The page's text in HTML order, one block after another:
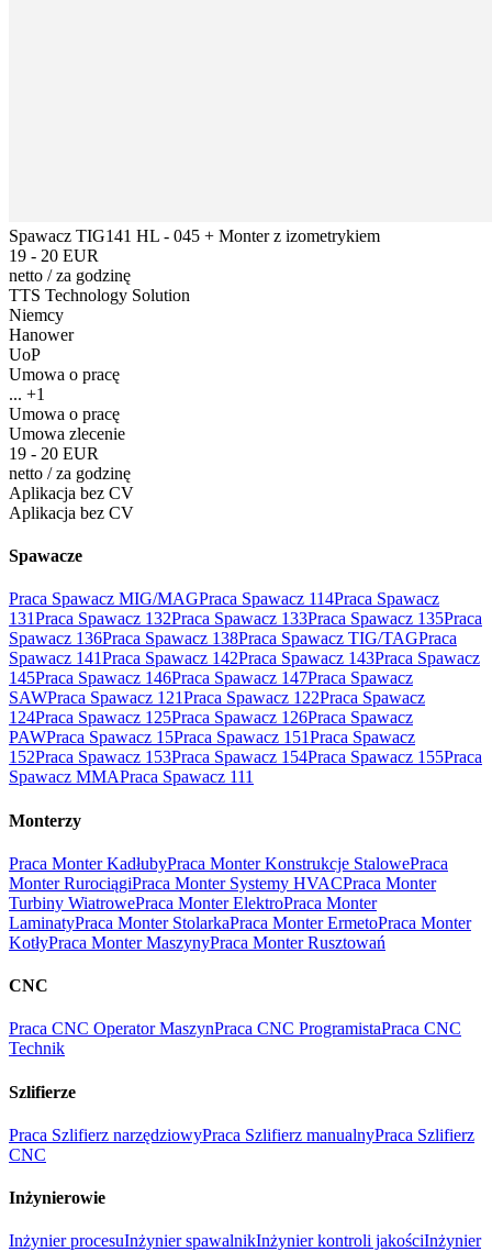
Spawacz TIG141 HL - 045 + Monter z izometrykiem
19 - 20 EUR
netto /za godzinę
TTS Technology Solution
Niemcy
Hanower
UoP
Umowa o pracę
... +1
Umowa o pracę
Umowa zlecenie
19 - 20 EUR
netto /za godzinę
Aplikacja bez CV
Aplikacja bez CV
Spawacze
Praca Spawacz MIG/MAGPraca Spawacz 114Praca Spawacz
131Praca Spawacz 132Praca Spawacz 133Praca Spawacz 135Praca
Spawacz 136Praca Spawacz 138Praca Spawacz TIG/TAGPraca
Spawacz 141Praca Spawacz 142Praca Spawacz 143Praca Spawacz
145Praca Spawacz 146Praca Spawacz 147Praca Spawacz
SAWPraca Spawacz 121Praca Spawacz 122Praca Spawacz
124Praca Spawacz 125Praca Spawacz 126Praca Spawacz
PAWPraca Spawacz 15Praca Spawacz 151Praca Spawacz
152Praca Spawacz 153Praca Spawacz 154Praca Spawacz 155Praca
Spawacz MMAPraca Spawacz 111
Monterzy
Praca Monter KadłubyPraca Monter Konstrukcje StalowePraca
Monter RurociągiPraca Monter Systemy HVACPraca Monter
Turbiny WiatrowePraca Monter ElektroPraca Monter
LaminatyPraca Monter StolarkaPraca Monter ErmetoPraca Monter
KotłyPraca Monter MaszynyPraca Monter Rusztowań
CNC
Praca CNC Operator MaszynPraca CNC ProgramistaPraca CNC
Technik
Szlifierze
Praca Szlifierz narzędziowyPraca Szlifierz manualnyPraca Szlifierz
CNC
Inżynierowie
Inżynier procesuInżynier spawalnikInżynier kontroli jakościInżynier